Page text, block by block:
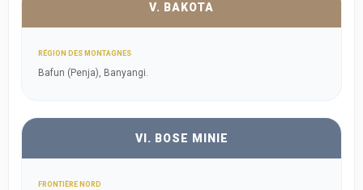
V. BAKOTA
RÉGION DES MONTAGNES
Bafun (Penja), Banyangi.
VI. BOSE MINIE
FRONTIÈRE NORD